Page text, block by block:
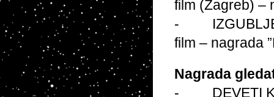
film (Zagreb) –
-
film – nagrada
Nagrada
- DEVETI